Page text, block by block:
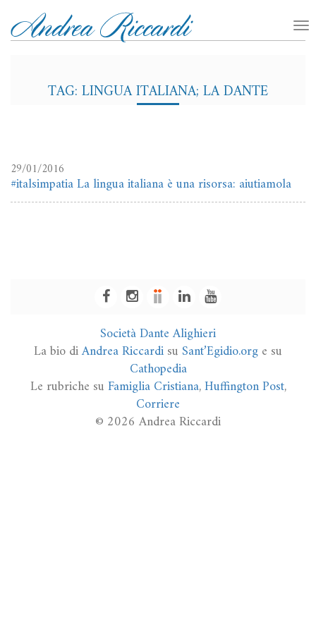
TAG: LINGUA ITALIANA; LA DANTE
29/01/2016
#italsimpatia La lingua italiana è una risorsa: aiutiamola
Società Dante Alighieri
La bio diAndrea RiccardisuSant’Egidio.orge su
Cathopedia
Le rubriche suFamiglia Cristiana,Huffington Post,
Corriere
© 2026 Andrea Riccardi